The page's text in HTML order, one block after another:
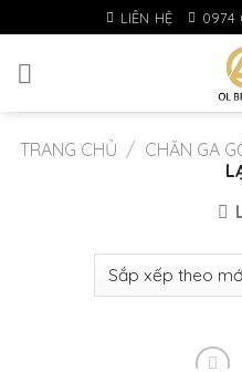
to
content
LIÊN HỆ 0974
TRANG CHỦ / CHĂN GA